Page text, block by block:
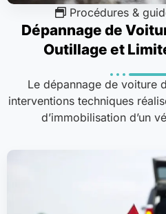
Procédures &
Dépannage de
Outillage et
Le dépannage de voiture
interventions techniques
d’immobilisation d’un